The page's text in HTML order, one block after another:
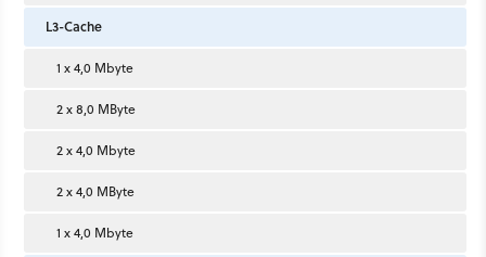
L3-Cache
1 x 4,0 Mbyte
2 x 8,0 MByte
2 x 4,0 Mbyte
2 x 4,0 MByte
1 x 4,0 Mbyte